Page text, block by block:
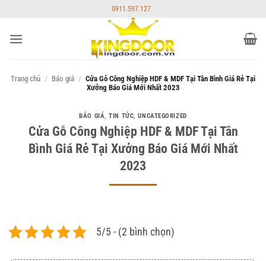
nội
0911.597.127
Trang chủ / Báo giá / Cửa Gỗ Công Nghiệp HDF & MDF Tại Tân Bình Giá Rẻ Tại
Xưởng Báo Giá Mới Nhất 2023
BÁO GIÁ,TIN TỨC,UNCATEGORIZED
Cửa Gỗ Công Nghiệp HDF & MDF Tại Tân
Bình Giá Rẻ Tại Xưởng Báo Giá Mới Nhất
2023
5/5 - (2 bình chọn)